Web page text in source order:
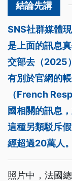
SNS社群媒體
是上面的訊息
交部去（2025
有別於官網的
（French
國相關的訊息
這種另類駁斥
經超過20萬人。
照片中，法國